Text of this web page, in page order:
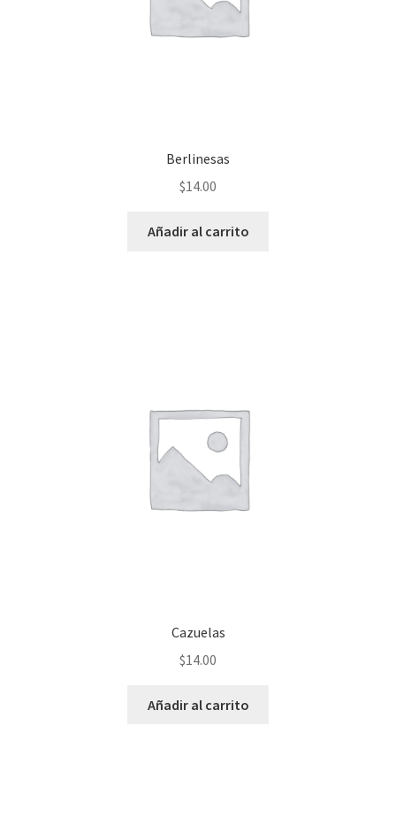
Berlinesas
$14.00
Añadir al carrito
Cazuelas
$14.00
Añadir al carrito